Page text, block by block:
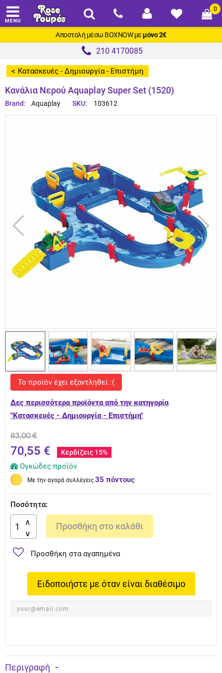
Αποστολή μέσω BOXNOWμε μόνο 2€
MENU
0
210 4170085
Κατασκευές - Δημιουργία - Επιστήμη
Κανάλια Νερού Aquaplay Super Set (1520)
Brand: Aquaplay SKU: 103612
Το προϊόν έχει εξαντληθεί :(
Δες περισσότερα προϊόντα από την κατηγορία
"Κατασκευές - Δημιουργία - Επιστήμη"
83,00 €
70,55 € Κερδίζεις 15%
Ογκώδες προϊόν
Με την αγορά συλλέγεις35 πόντους
Ποσότητα:
Προσθήκη στο καλάθι
Προσθήκη στα αγαπημένα
Ειδοποιήστε με όταν είναι διαθέσιμο
Περιγραφή